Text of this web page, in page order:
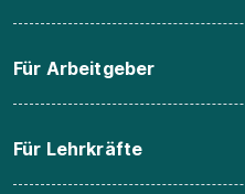
Für Arbeitgeber
Für Lehrkräfte